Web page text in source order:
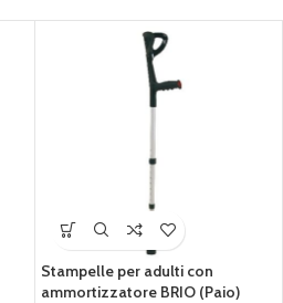
Stampelle per adulti con
ammortizzatore BRIO (Paio)